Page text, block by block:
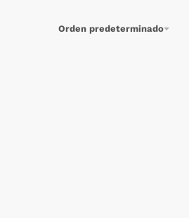
Orden predeterminado